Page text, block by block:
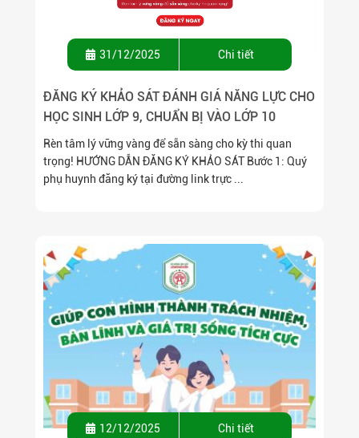
31/12/2025 Chi tiết
ĐĂNG KÝ KHẢO SÁT ĐÁNH GIÁ NĂNG LỰC CHO
HỌC SINH LỚP 9, CHUẨN BỊ VÀO LỚP 10
Rèn tâm lý vững vàng để sẵn sàng cho kỳ thi quan
trọng! HƯỚNG DẪN ĐĂNG KÝ KHẢO SÁT Bước 1: Quý
phụ huynh đăng ký tại đường link trực ...
12/12/2025 Chi tiết